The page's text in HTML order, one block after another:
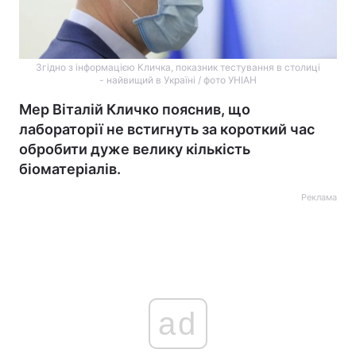
Згідно з інформацією Кличка, показник тестування в столиці
- найвищий в Україні / фото УНІАН
Мер Віталій Кличко пояснив, що
лабораторії не встигнуть за короткий час
обробити дуже велику кількість
біоматеріалів.
Реклама
ad